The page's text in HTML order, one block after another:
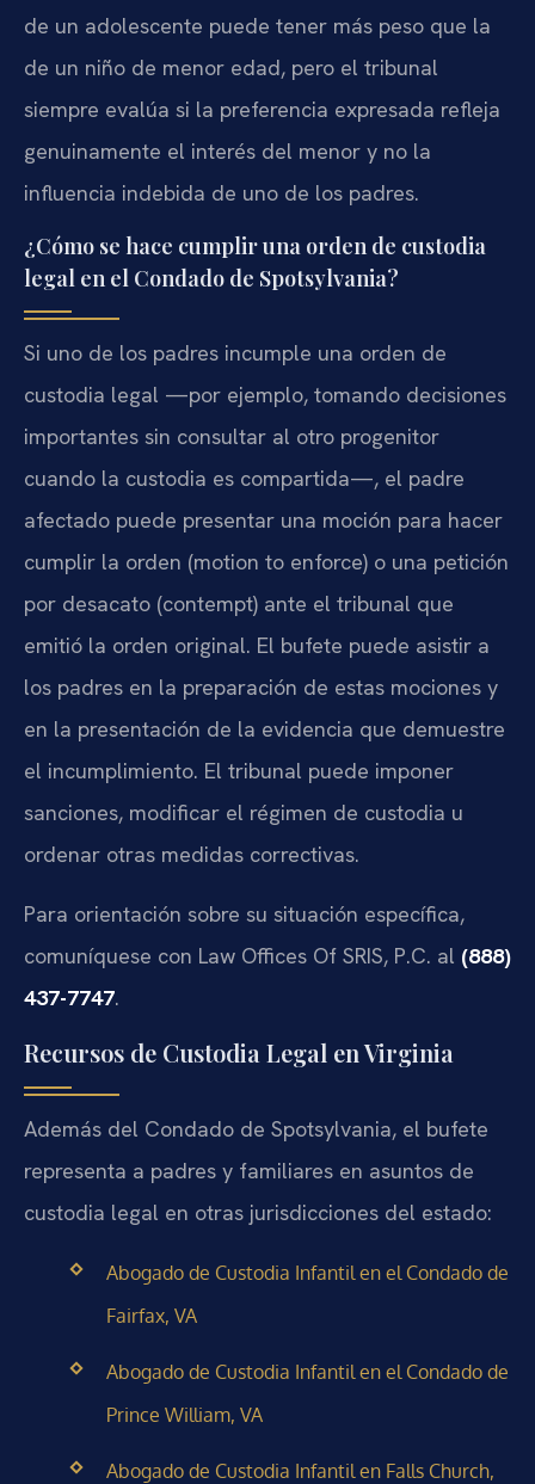
de un adolescente puede tener más peso que la
de un niño de menor edad, pero el tribunal
siempre evalúa si la preferencia expresada refleja
genuinamente el interés del menor y no la
influencia indebida de uno de los padres.
¿Cómo se hace cumplir una orden de custodia
legal en el Condado de Spotsylvania?
Si uno de los padres incumple una orden de
custodia legal —por ejemplo, tomando decisiones
importantes sin consultar al otro progenitor
cuando la custodia es compartida—, el padre
afectado puede presentar una moción para hacer
cumplir la orden (motion to enforce) o una petición
por desacato (contempt) ante el tribunal que
emitió la orden original. El bufete puede asistir a
los padres en la preparación de estas mociones y
en la presentación de la evidencia que demuestre
el incumplimiento. El tribunal puede imponer
sanciones, modificar el régimen de custodia u
ordenar otras medidas correctivas.
Para orientación sobre su situación específica,
comuníquese con Law Offices Of SRIS, P.C. al (888)
437-7747.
Recursos de Custodia Legal en Virginia
Además del Condado de Spotsylvania, el bufete
representa a padres y familiares en asuntos de
custodia legal en otras jurisdicciones del estado:
Abogado de Custodia Infantil en el Condado de
Fairfax, VA
Abogado de Custodia Infantil en el Condado de
Prince William, VA
Abogado de Custodia Infantil en Falls Church,